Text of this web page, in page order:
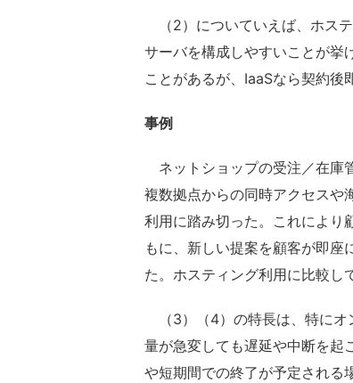
（2）についていえば、ホス
サーバを構成しやすいことが挙
ことがあるが、IaaSなら契約後
事例
ネットショップの受注／在庫
複数拠点からの同時アクセスや
利用に踏み切った。これにより
もに、新しい提案を顧客が即座
た。ホスティング利用に比較し
（3）（4）の特長は、特にオ
量が急変しても遅延や中断を起
や短期間での終了が予定される